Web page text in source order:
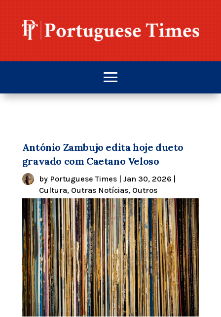
António Zambujo edita hoje dueto
gravado com Caetano Veloso
by Portuguese Times| Jan 30, 2026|
Cultura, Outras Notícias, Outros